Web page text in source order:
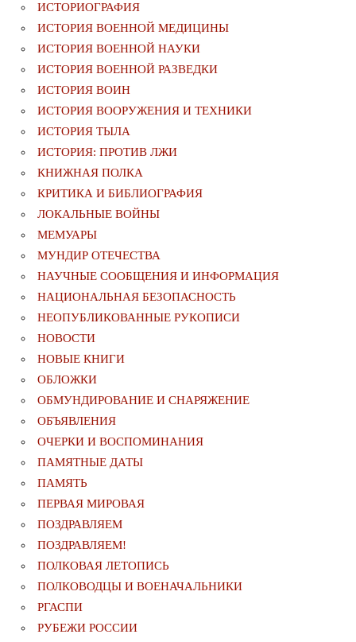
ИСТОРИОГРАФИЯ
ИСТОРИЯ ВОЕННОЙ МЕДИЦИНЫ
ИСТОРИЯ ВОЕННОЙ НАУКИ
ИСТОРИЯ ВОЕННОЙ РАЗВЕДКИ
ИСТОРИЯ ВОИН
ИСТОРИЯ ВООРУЖЕНИЯ И ТЕХНИКИ
ИСТОРИЯ ТЫЛА
ИСТОРИЯ: ПРОТИВ ЛЖИ
КНИЖНАЯ ПОЛКА
КРИТИКА И БИБЛИОГРАФИЯ
ЛОКАЛЬНЫЕ ВОЙНЫ
МЕМУАРЫ
МУНДИР ОТЕЧЕСТВА
НАУЧНЫЕ СООБЩЕНИЯ И ИНФОРМАЦИЯ
НАЦИОНАЛЬНАЯ БЕЗОПАСНОСТЬ
НЕОПУБЛИКОВАННЫЕ РУКОПИСИ
НОВОСТИ
НОВЫЕ КНИГИ
ОБЛОЖКИ
ОБМУНДИРОВАНИЕ И СНАРЯЖЕНИЕ
ОБЪЯВЛЕНИЯ
ОЧЕРКИ И ВОСПОМИНАНИЯ
ПАМЯТНЫЕ ДАТЫ
ПАМЯТЬ
ПЕРВАЯ МИРОВАЯ
ПОЗДРАВЛЯЕМ
ПОЗДРАВЛЯЕМ!
ПОЛКОВАЯ ЛЕТОПИСЬ
ПОЛКОВОДЦЫ И ВОЕНАЧАЛЬНИКИ
РГАСПИ
РУБЕЖИ РОССИИ